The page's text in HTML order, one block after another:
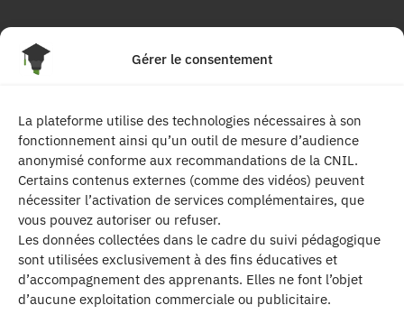
Gérer le consentement
La plateforme utilise des technologies nécessaires à son
fonctionnement ainsi qu’un outil de mesure d’audience
anonymisé conforme aux recommandations de la CNIL.
Certains contenus externes (comme des vidéos) peuvent
nécessiter l’activation de services complémentaires, que
vous pouvez autoriser ou refuser.
Les données collectées dans le cadre du suivi pédagogique
sont utilisées exclusivement à des fins éducatives et
d’accompagnement des apprenants. Elles ne font l’objet
d’aucune exploitation commerciale ou publicitaire.
4 Rue Georges Pompidou
Suivez-nous
| Les contenus publiés sur ce site sont